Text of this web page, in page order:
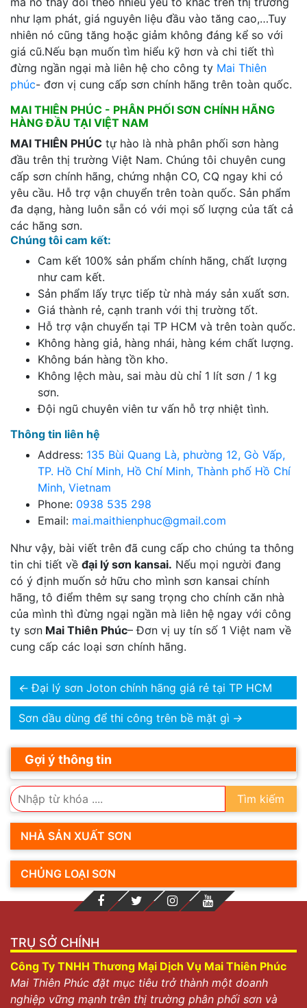
như lạm phát, giá nguyên liệu đầu vào tăng cao,…Tuy
nhiên nó cũng tăng hoặc giảm không đáng kể so với
giá cũ.Nếu bạn muốn tìm hiểu kỹ hơn và chi tiết thì
đừng ngần ngại mà liên hệ cho công ty Mai Thiên
phúc- đơn vị cung cấp sơn chính hãng trên toàn quốc.
MAI THIÊN PHÚC - PHÂN PHỐI SƠN CHÍNH HÃNG
HÀNG ĐẦU TẠI VIỆT NAM
MAI THIÊN PHÚC tự hào là nhà phân phối sơn hàng
đầu trên thị trường Việt Nam. Chúng tôi chuyên cung
cấp sơn chính hãng, chứng nhận CO, CQ ngay khi có
yêu cầu. Hỗ trợ vận chuyển trên toàn quốc. Sản phẩm
đa dạng, hàng luôn sẵn có với mọi số lượng của tất cả
các hãng sơn.
Chúng tôi cam kết:
Cam kết 100% sản phẩm chính hãng, chất lượng
như cam kết.
Sản phẩm lấy trực tiếp từ nhà máy sản xuất sơn.
Giá thành rẻ, cạnh tranh với thị trường tốt.
Hỗ trợ vận chuyển tại TP HCM và trên toàn quốc.
Không hàng giả, hàng nhái, hàng kém chất lượng.
Không bán hàng tồn kho.
Không lệch màu, sai màu dù chỉ 1 lít sơn / 1 kg
sơn.
Đội ngũ chuyên viên tư vấn hỗ trợ nhiệt tình.
Thông tin liên hệ
Address: 135 Bùi Quang Là, phường 12, Gò Vấp,
TP. Hồ Chí Minh, Hồ Chí Minh, Thành phố Hồ Chí
Minh, Vietnam
Phone: 0938 535 298
Email: mai.maithienphuc@gmail.com
Như vậy, bài viết trên đã cung cấp cho chúng ta thông
tin chi tiết về đại lý sơn kansai. Nếu mọi người đang
có ý định muốn sở hữu cho mình sơn kansai chính
hãng, tô điểm thêm sự sang trọng cho chính căn nhà
của mình thì đừng ngại ngần mà liên hệ ngay với công
ty sơn Mai Thiên Phúc– Đơn vị uy tín số 1 Việt nam về
cung cấp các loại sơn chính hãng.
← Đại lý sơn Joton chính hãng giá rẻ tại TP HCM
Sơn dầu dùng để thi công trên bề mặt gì →
Gợi ý thông tin
Tìm kiếm
NHÀ SẢN XUẤT SƠN
CHỦNG LOẠI SƠN
TRỤ SỞ CHÍNH
Công Ty TNHH Thương Mại Dịch Vụ Mai Thiên Phúc
Mai Thiên Phúc đặt mục tiêu trở thành một doanh
nghiệp vững mạnh trên thị trường phân phối sơn và